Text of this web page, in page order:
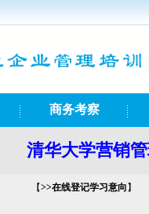
商务考察
清华大学营销
【>>在线登记学习意向 】